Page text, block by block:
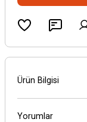
Ürün Bilgisi
Yorumlar